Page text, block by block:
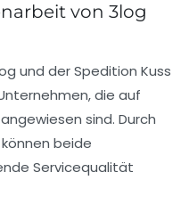
von 3log
und der Spedition Kuss
die auf
sind. Durch
beide
Servicequalität